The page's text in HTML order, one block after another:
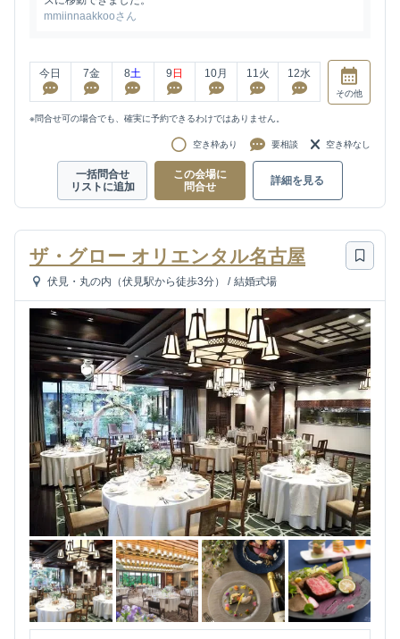
mmiinnaakkooさん
今日 7金 8土 9 日 10月 11火 12水
その他
※問合せ可の場合でも、確実に予約できるわけではありません。
空き枠あり 要相談 空き枠なし
一括問合せ
リストに追加
この会場に
問合せ
詳細を見る
ザ・グロー オリエンタル名古屋
伏見・丸の内（伏見駅から徒歩3分） / 結婚式場